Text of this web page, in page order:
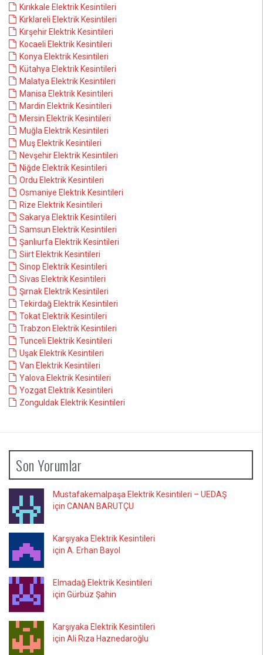
Kırıkkale Elektrik Kesintileri
Kırklareli Elektrik Kesintileri
Kırşehir Elektrik Kesintileri
Kocaeli Elektrik Kesintileri
Konya Elektrik Kesintileri
Kütahya Elektrik Kesintileri
Malatya Elektrik Kesintileri
Manisa Elektrik Kesintileri
Mardin Elektrik Kesintileri
Mersin Elektrik Kesintileri
Muğla Elektrik Kesintileri
Muş Elektrik Kesintileri
Nevşehir Elektrik Kesintileri
Niğde Elektrik Kesintileri
Ordu Elektrik Kesintileri
Osmaniye Elektrik Kesintileri
Rize Elektrik Kesintileri
Sakarya Elektrik Kesintileri
Samsun Elektrik Kesintileri
Şanlıurfa Elektrik Kesintileri
Siirt Elektrik Kesintileri
Sinop Elektrik Kesintileri
Sivas Elektrik Kesintileri
Şırnak Elektrik Kesintileri
Tekirdağ Elektrik Kesintileri
Tokat Elektrik Kesintileri
Trabzon Elektrik Kesintileri
Tunceli Elektrik Kesintileri
Uşak Elektrik Kesintileri
Van Elektrik Kesintileri
Yalova Elektrik Kesintileri
Yozgat Elektrik Kesintileri
Zonguldak Elektrik Kesintileri
Son Yorumlar
Mustafakemalpaşa Elektrik Kesintileri – UEDAŞ
için CANAN BARUTÇU
Karşıyaka Elektrik Kesintileri
için A. Erhan Bayol
Elmadağ Elektrik Kesintileri
için Gürbüz Şahin
Karşıyaka Elektrik Kesintileri
için Ali Rıza Haznedaroğlu